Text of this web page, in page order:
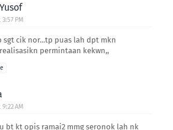
3:57 PM
sgt cik nor...tp puas lah dpt mkn
permintaan kekwn,,
9:22 AM
bt kt opis ramai2 mmg seronok lah nk